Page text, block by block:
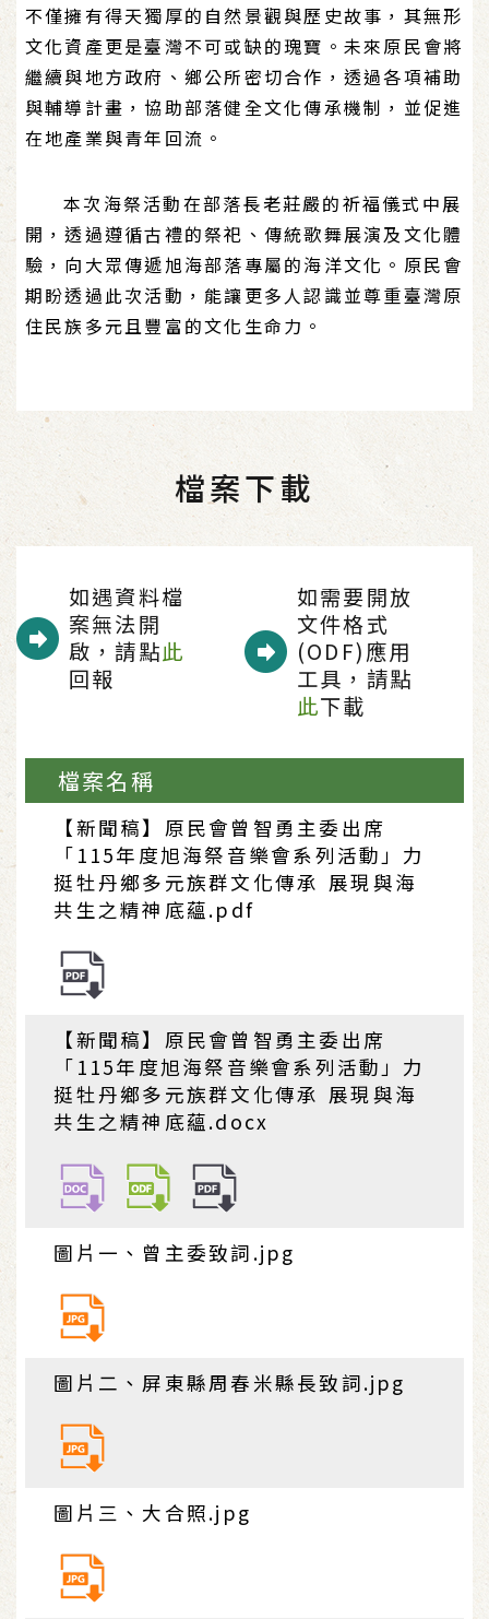
不僅擁有得天獨厚的自然景觀與歷史故事，其無形
文化資產更是臺灣不可或缺的瑰寶。未來原民會將
繼續與地方政府、鄉公所密切合作，透過各項補助
與輔導計畫，協助部落健全文化傳承機制，並促進
在地產業與青年回流。
本次海祭活動在部落長老莊嚴的祈福儀式中展
開，透過遵循古禮的祭祀、傳統歌舞展演及文化體
驗，向大眾傳遞旭海部落專屬的海洋文化。原民會
期盼透過此次活動，能讓更多人認識並尊重臺灣原
住民族多元且豐富的文化生命力。
檔案下載
如遇資料檔
案無法開
啟，請點此
回報
如需要開放
文件格式
(ODF)應用
工具，請點
此下載
檔案名稱
【新聞稿】原民會曾智勇主委出席
「115年度旭海祭音樂會系列活動」力
挺牡丹鄉多元族群文化傳承 展現與海
共生之精神底蘊.pdf
【新聞稿】原民會曾智勇主委出席
「115年度旭海祭音樂會系列活動」力
挺牡丹鄉多元族群文化傳承 展現與海
共生之精神底蘊.docx
圖片一、曾主委致詞.jpg
圖片二、屏東縣周春米縣長致詞.jpg
圖片三、大合照.jpg